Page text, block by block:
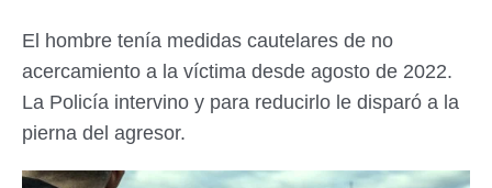
El hombre tenía medidas cautelares de no
acercamiento a la víctima desde agosto de 2022.
La Policía intervino y para reducirlo le disparó a la
pierna del agresor.